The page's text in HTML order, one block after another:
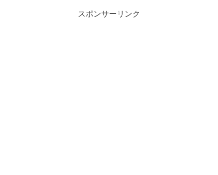
スポンサーリンク